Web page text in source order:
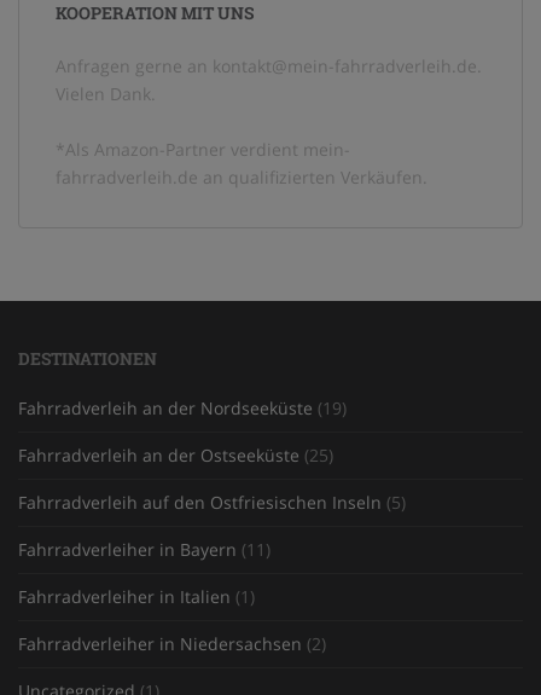
KOOPERATION MIT UNS
Anfragen gerne an kontakt@mein-fahrradverleih.de.
Vielen Dank.
*Als Amazon-Partner verdient mein-
fahrradverleih.de an qualifizierten Verkäufen.
DESTINATIONEN
Fahrradverleih an der Nordseeküste (19)
Fahrradverleih an der Ostseeküste (25)
Fahrradverleih auf den Ostfriesischen Inseln (5)
Fahrradverleiher in Bayern (11)
Fahrradverleiher in Italien (1)
Fahrradverleiher in Niedersachsen (2)